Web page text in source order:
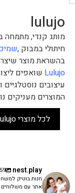
lulujo
מותג קנדי, מתמחה
חיתולי במבוק ,
בהשראת מוצר
Lulujo שואפים
עיצובים
המוצרים מעניקים
לכל מוצרי lulujo
nest.play
חנות בוטיק
אתר עם